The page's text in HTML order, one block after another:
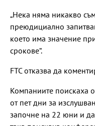
„Нека няма никакво
преюдициално
което има значение
срокове“.
FTC отказва да
Компаниите поискаха
от пет дни за
започне на 22 юни и